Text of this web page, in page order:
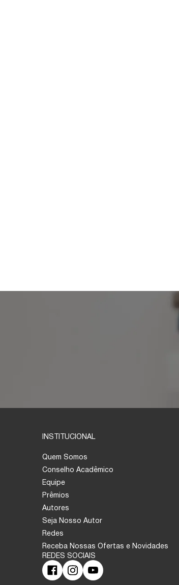
INSTITUCIONAL
Quem Somos
Conselho Acadêmico
Equipe
Prêmios
Autores
Seja Nosso Autor
Redes
Receba Nossas Ofertas e Novidades